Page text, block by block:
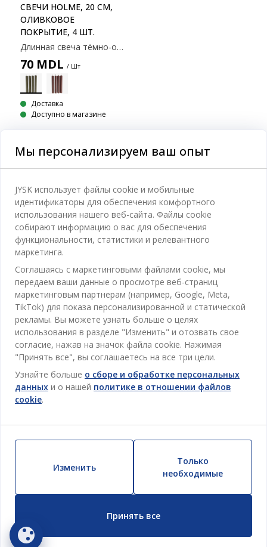
СВЕЧИ HOLME, 20 СМ,
ОЛИВКОВОЕ
ПОКРЫТИЕ, 4 ШТ.
Длинная свеча тёмно-оливкового цвета характерной шестиугольной формы. Время горения каждой свечи составляет приблизительно 9 часов. В упаковке 4 свечи. Ø2x20см
70 MDL / Шт
Доставка
Доступно в магазине
Категории
Спальня
Ванная
Кабинет
Гостиная
Столовая
Хранение
Шторы
Для Сада
Товары для дома
Отдел обслуживания клиентов
Контакты службы поддержки клиентов
Магазины и часы работы
Акции
Пользовательское соглашение
Гарантия цены
Гарантия на продукт
Политика конфиденциальности
Скидочная карта
Преимущества для клиентов
Жалобы
Безопасность
JYSK
Про JYSK
JYSK.com
Пресса
Вакансии
Новостная рассылка
Вдохновение
Полезные ссылки
Устойчивое развитие
ОФИС
TAROL-DD S.R.L. ул.Юбилейная, 41A мун. Кишинёв,
Республика Молдова
JYSK BUSINESS TO BUSINESS (B2B)
Продажи и работа с юридическими лицами
Телефон: 060 531 531
E-mail: jysk@jysk.md
JYSK ОБСЛУЖИВАНИЕ КЛИЕНТОВ
Контактный центр для клиентов
Телефон: 022 022 030
Следите за Jysk
Мы персонализируем ваш опыт
JYSK использует файлы cookie и мобильные
идентификаторы для обеспечения комфортного
использования нашего веб-сайта. Файлы cookie
собирают информацию о вас для обеспечения
функциональности, статистики и релевантного
маркетинга.
Соглашаясь с маркетинговыми файлами cookie, мы
передаем ваши данные о просмотре веб-страниц
маркетинговым партнерам (например, Google, Meta,
TikTok) для показа персонализированной и статической
рекламы. Вы можете узнать больше о целях
использования в разделе "Изменить" и отозвать свое
согласие, нажав на значок файла cookie. Нажимая
"Принять все", вы соглашаетесь на все три цели.
Узнайте больше о сборе и обработке персональных
данных и о нашей политике в отношении файлов
cookie.
Изменить
Только
необходимые
Принять все